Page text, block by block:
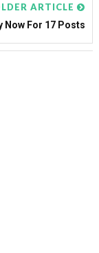
ARTICLE
Now For 17 Posts